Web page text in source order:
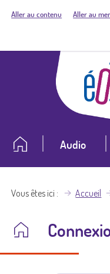
Aller au contenu Aller au
Audio
Vous êtes ici Accueil